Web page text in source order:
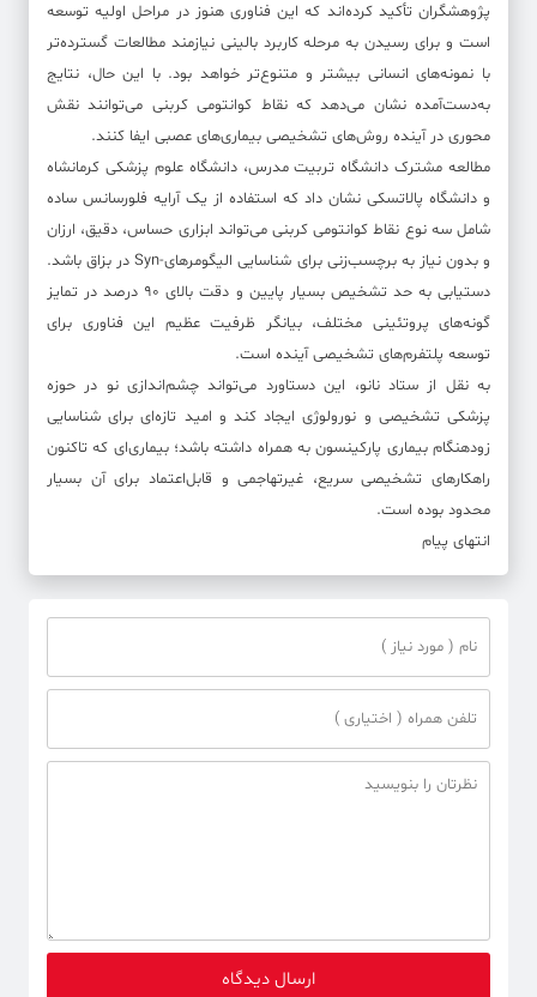
پژوهشگران تأکید کرده‌اند که این فناوری هنوز در مراحل اولیه توسعه
است و برای رسیدن به مرحله کاربرد بالینی نیازمند مطالعات گسترده‌تر
با نمونه‌های انسانی بیشتر و متنوع‌تر خواهد بود. با این حال، نتایج
به‌دست‌آمده نشان می‌دهد که نقاط کوانتومی‌ کربنی می‌توانند نقش
محوری در آینده روش‌های تشخیصی بیماری‌های عصبی ایفا کنند.
مطالعه مشترک دانشگاه تربیت مدرس، دانشگاه علوم پزشکی کرمانشاه
و دانشگاه پالاتسکی نشان داد که استفاده از یک آرایه فلورسانس ساده
شامل سه نوع نقاط کوانتومی کربنی می‌تواند ابزاری حساس، دقیق، ارزان
و بدون نیاز به برچسب‌زنی برای شناسایی الیگومرهای-Syn در بزاق باشد.
دستیابی به حد تشخیص بسیار پایین و دقت بالای ۹۰ درصد در تمایز
گونه‌های پروتئینی مختلف، بیانگر ظرفیت عظیم این فناوری برای
توسعه پلتفرم‌های تشخیصی آینده است.
به نقل از ستاد نانو، این دستاورد می‌تواند چشم‌اندازی نو در حوزه
پزشکی تشخیصی و نورولوژی ایجاد کند و امید تازه‌ای برای شناسایی
زودهنگام بیماری پارکینسون به همراه داشته باشد؛ بیماری‌ای که تاکنون
راهکارهای تشخیصی سریع، غیرتهاجمی و قابل‌اعتماد برای آن بسیار
محدود بوده است.
انتهای پیام